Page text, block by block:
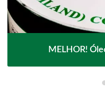
MELHOR!